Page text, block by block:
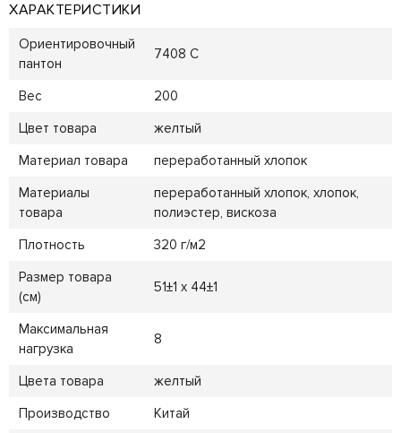
ХАРАКТЕРИСТИКИ
Ориентировочный
пантон
7408 C
Вес
200
Цвет товара
желтый
Материал товара
переработанный хлопок
Материалы
товара
переработанный хлопок, хлопок,
полиэстер, вискоза
Плотность
320 г/м2
Размер товара
(см)
51±1 х 44±1
Максимальная
нагрузка
8
Цвета товара
желтый
Производство
Китай